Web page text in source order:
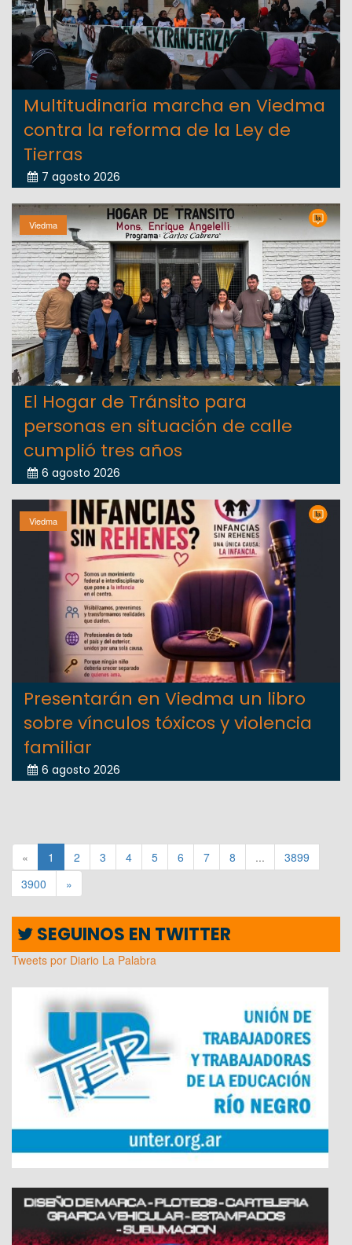
Multitudinaria marcha en Viedma
contra la reforma de la Ley de
Tierras
7 agosto 2026
Viedma
El Hogar de Tránsito para
personas en situación de calle
cumplió tres años
6 agosto 2026
Viedma
Presentarán en Viedma un libro
sobre vínculos tóxicos y violencia
familiar
6 agosto 2026
« 1 2 3 4 5 6 7 8 ...
3899
3900
»
SEGUINOS EN TWITTER
Tweets por Diario La Palabra